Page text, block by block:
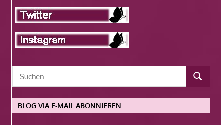
BLOG VIA E-MAIL ABONNIEREN